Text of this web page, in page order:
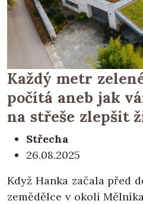
Každý metr
počítá aneb jak
na střeše zlepšit
Střecha
26.08.2025
Když Hanka začala před
zemědělce v okolí